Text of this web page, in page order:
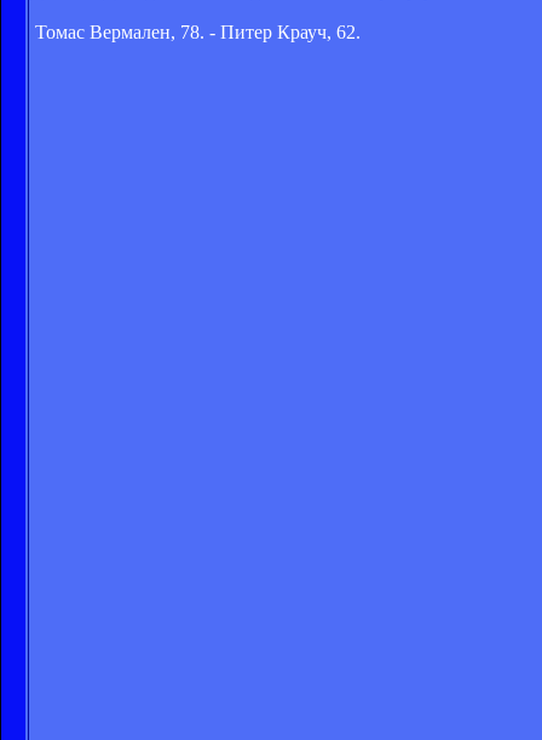
Томас Вермален, 78. - Питер Крауч, 62.